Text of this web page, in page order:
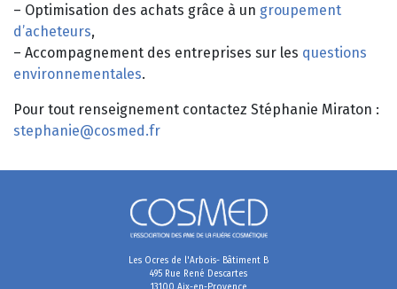
– Optimisation des achats grâce à un groupement
d’acheteurs,
– Accompagnement des entreprises sur les questions
environnementales.
Pour tout renseignement contactez Stéphanie Miraton :
stephanie@cosmed.fr
Les Ocres de l'Arbois- Bâtiment B
495 Rue René Descartes